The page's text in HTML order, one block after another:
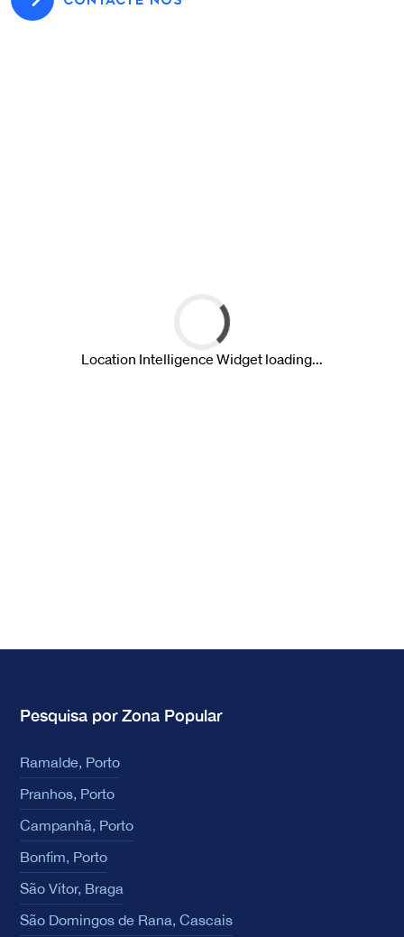
Pesquisa por Zona Popular
Ramalde, Porto
Pranhos, Porto
Campanhã, Porto
Bonfim, Porto
São Vítor, Braga
São Domingos de Rana, Cascais